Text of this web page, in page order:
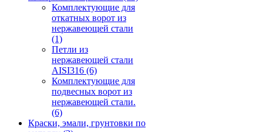
Комплектующие для
откатных ворот из
нержавеющей стали
(1)
Петли из
нержавеющей стали
AISI316 (6)
Комплектующие для
подвесных ворот из
нержавеющей стали.
(6)
Краски, эмали, грунтовки по